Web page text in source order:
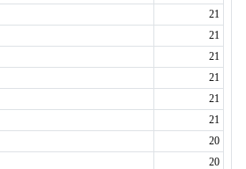
21
21
21
21
21
21
20
20